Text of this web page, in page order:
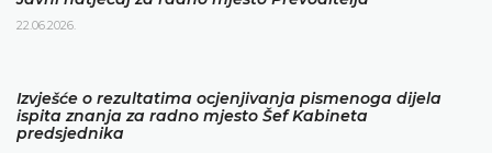
22.06.2026.
Izvješće o rezultatima ocjenjivanja pismenoga dijela
ispita znanja za radno mjesto Šef Kabineta
predsjednika